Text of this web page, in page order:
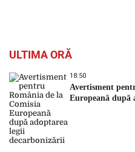
ULTIMA ORĂ
18:50
Avertisment
Europeană după